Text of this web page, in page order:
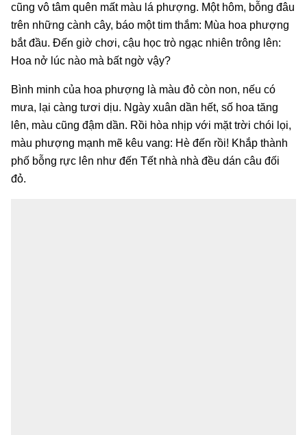
cũng vô tâm quên mất màu lá phượng. Một hôm, bỗng đâu
trên những cành cây, báo một tim thắm: Mùa hoa phượng
bắt đầu. Đến giờ chơi, cậu học trò ngạc nhiên trông lên:
Hoa nở lúc nào mà bất ngờ vậy?
Bình minh của hoa phượng là màu đỏ còn non, nếu có
mưa, lại càng tươi dịu. Ngày xuân dần hết, số hoa tăng
lên, màu cũng đậm dần. Rồi hòa nhịp với mặt trời chói lọi,
màu phượng mạnh mẽ kêu vang: Hè đến rồi! Khắp thành
phố bỗng rực lên như đến Tết nhà nhà đều dán câu đối
đỏ.